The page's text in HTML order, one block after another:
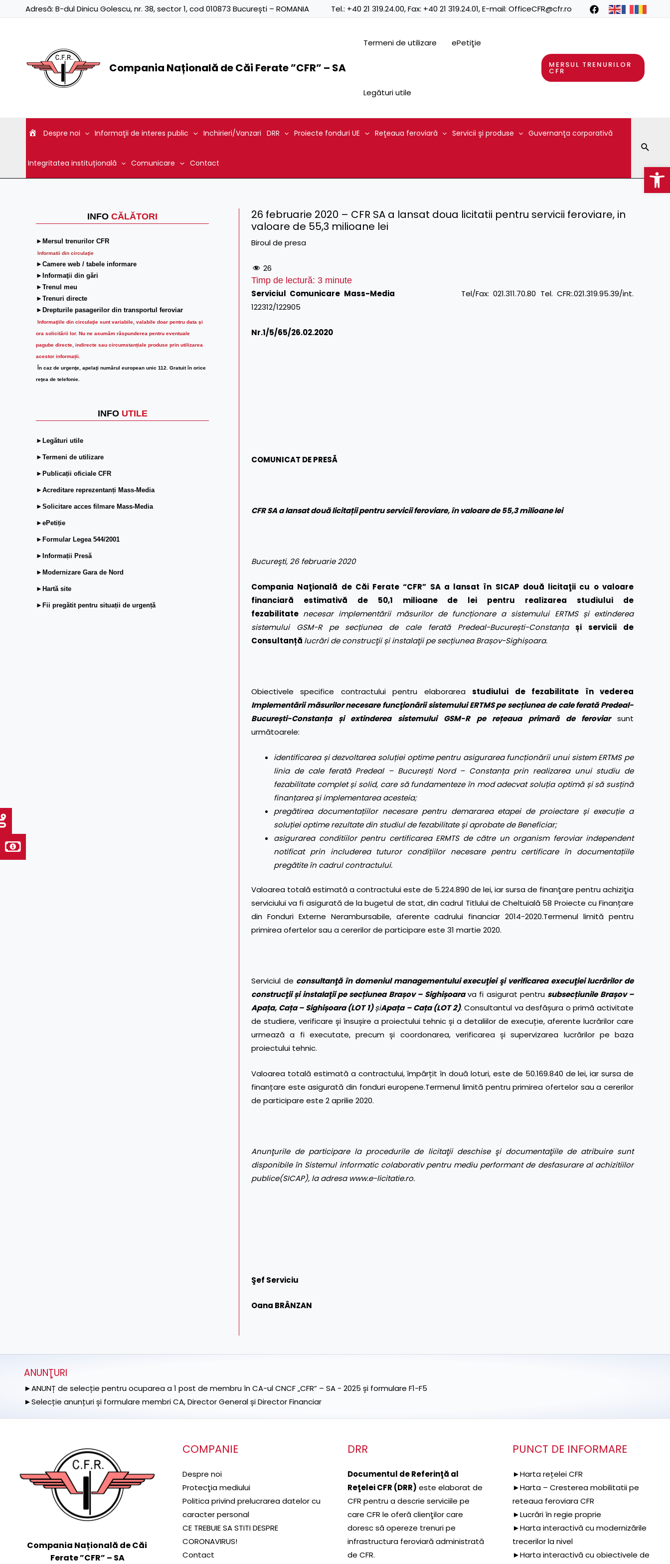
Adresă: B-dul Dinicu Golescu, nr. 38, sector 1, cod 010873 București – ROMANIA Tel.: +40 21 319.24.00, Fax: +40 21 319.24.01, E-mail: OfficeCFR@cfr.ro
Compania Națională de Căi Ferate ”CFR” – SA
Termeni de utilizare ePetiţie
Legături utile
MERSUL TRENURILOR
CFR
Despre noi Informaţii de interes public Inchirieri/Vanzari DRR Proiecte fonduri UE Reţeaua feroviară Servicii şi produse Guvernanţa corporativă
Integritatea instituțională Comunicare Contact
INFO CĂLĂTORI
►Mersul trenurilor CFR
Informatii din circulaţie
►Camere web / tabele informare
►Informaţii din gări
►Trenul meu
►Trenuri directe
►Drepturile pasagerilor din transportul feroviar
Informaţiile din circulaţie sunt variabile, valabile doar pentru data şi
ora solicitării lor. Nu ne asumăm răspunderea pentru eventuale
pagube directe, indirecte sau circumstanțiale produse prin utilizarea
acestor informații.
În caz de urgenţe, apelaţi numărul european unic 112. Gratuit în orice
reţea de telefonie.
INFO UTILE
►Legături utile
►Termeni de utilizare
►Publicații oficiale CFR
►Acreditare reprezentanți Mass-Media
►Solicitare acces filmare Mass-Media
►ePetiție
►Formular Legea 544/2001
►Informații Presă
►Modernizare Gara de Nord
►Hartă site
►Fii pregătit pentru situații de urgență
26 februarie 2020 – CFR SA a lansat doua licitatii pentru servicii feroviare, in
valoare de 55,3 milioane lei
Biroul de presa
26
Timp de lectură: 3 minute
Serviciul Comunicare Mass-Media Tel/Fax: 021.311.70.80 Tel. CFR:.021.319.95.39/int.
122312/122905
Nr.1/5/65/26.02.2020
COMUNICAT DE PRESĂ
CFR SA a lansat două licitații pentru servicii feroviare, în valoare de 55,3 milioane lei
Bucureşti, 26 februarie 2020
Compania Naţională de Căi Ferate “CFR” SA a lansat în SICAP două licitaţii cu o valoare
financiară estimativă de 50,1 milioane de lei pentru realizarea studiului de
fezabilitate necesar implementării măsurilor de funcționare a sistemului ERTMS și extinderea
sistemului GSM-R pe secțiunea de cale ferată Predeal-București-Constanțașiservicii de
Consultanță lucrări de construcţii și instalaţii pe secțiuneaBrașov-Sighișoara.
Obiectivele specifice contractului pentru elaborareastudiului de fezabilitate în vederea
Implementării măsurilor necesare funcţionării sistemului ERTMS pe secțiunea de cale ferată Predeal-
București-Constanța și extinderea sistemului GSM-R pe rețeaua primară de feroviarsunt
următoarele:
identificarea și dezvoltarea soluției optime pentru asigurarea funcționării unui sistem ERTMS pe
linia de cale ferată Predeal – București Nord – Constanța prin realizarea unui studiu de
fezabilitate complet și solid, care să fundamenteze în mod adecvat soluția optimă și să susțină
finanțarea și implementarea acesteia;
pregătirea documentațiilor necesare pentru demararea etapei de proiectare și execuție a
soluției optime rezultate din studiul de fezabilitate și aprobate de Beneficiar;
asigurarea conditiilor pentru certificarea ERMTS de către un organism feroviar independent
notificat prin includerea tuturor condițiilor necesare pentru certificare în documentațiile
pregătite în cadrul contractului.
Valoarea totală estimată a contractului este de 5.224.890 de lei, iar sursa de finanţare pentru achiziţia
serviciului va fi asigurată de la bugetul de stat, din cadrul Titlului de Cheltuială 58 Proiecte cu Finanțare
din Fonduri Externe Nerambursabile, aferente cadrului financiar 2014-2020.Termenul limită pentru
primirea ofertelor sau a cererilor de participare este 31 martie 2020.
Serviciul de consultanţă în domeniul managementului execuţiei şi verificarea execuţiei lucrărilor de
construcţii și instalaţii pe secțiunea Brașov – Sighișoarava fi asigurat pentru subsecțiunile Brașov –
Apața, Cața – Sighișoara (LOT 1)șiApața – Cața (LOT 2). Consultantul va desfășura o primă activitate
de studiere, verificare și însușire a proiectului tehnic și a detaliilor de execuție, aferente lucrărilor care
urmează a fi executate, precum și coordonarea, verificarea și supervizarea lucrărilor pe baza
proiectului tehnic.
Valoarea totală estimată a contractului, împărțit în două loturi, este de 50.169.840 de lei, iar sursa de
finanțare este asigurată din fonduri europene.Termenul limită pentru primirea ofertelor sau a cererilor
de participare este 2 aprilie 2020.
Anunţurile de participare la procedurile de licitaţii deschise şi documentaţiile de atribuire sunt
disponibile în Sistemul informatic colaborativ pentru mediu performant de desfasurare al achizitiilor
publice(SICAP), la adresa www.e-licitatie.ro.
Şef Serviciu
Oana BRÂNZAN
ANUNŢURI
►ANUNȚ de selecție pentru ocuparea a 1 post de membru în CA-ul CNCF „CFR” – SA - 2025 și formulare F1-F5
►Selecție anunțuri și formulare membri CA, Director General și Director Financiar
Compania Națională de Căi
Ferate ”CFR” – SA
COMPANIE
Despre noi
Protecţia mediului
Politica privind prelucrarea datelor cu
caracter personal
CE TREBUIE SA STITI DESPRE
CORONAVIRUS!
Contact
DRR
Documentul de Referinţă al
Reţelei CFR (DRR) este elaborat de
CFR pentru a descrie serviciile pe
care CFR le oferă clienţilor care
doresc să opereze trenuri pe
infrastructura feroviară administrată
de CFR.
PUNCT DE INFORMARE
►Harta rețelei CFR
►Harta – Cresterea mobilitatii pe
reteaua feroviara CFR
►Lucrări în regie proprie
►Harta interactivă cu modernizările
trecerilor la nivel
►Harta interactivă cu obiectivele de